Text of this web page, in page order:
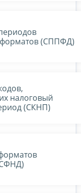
(СППФД)
налоговый
(СКНП)